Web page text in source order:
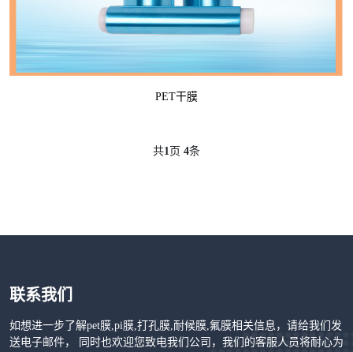
PET干膜
共1页 4条
联系我们
如想进一步了解pet膜,pi膜,打孔膜,耐候膜,氟膜相关信息，请给我们发
送电子邮件， 同时也欢迎您致电我们公司，我们的客服人员将耐心为